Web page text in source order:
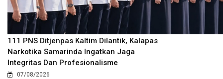
111 PNS Ditjenpas Kaltim Dilantik, Kalapas
Narkotika Samarinda Ingatkan Jaga
Integritas Dan Profesionalisme
07/08/2026